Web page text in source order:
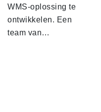
WMS-oplossing te
ontwikkelen. Een
team van…